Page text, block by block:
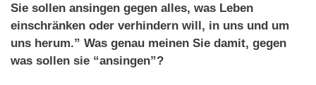
Sie sollen ansingen gegen alles, was Leben
einschränken oder verhindern will, in uns und um
uns herum.” Was genau meinen Sie damit, gegen
was sollen sie “ansingen”?